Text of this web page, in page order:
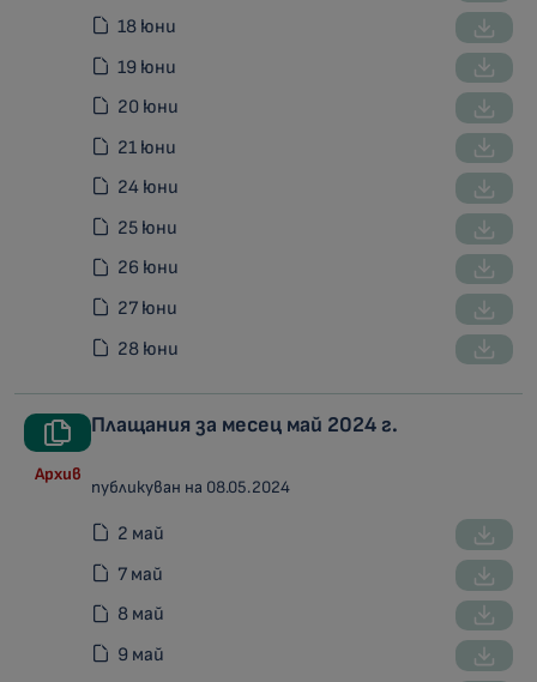
18 юни
19 юни
20 юни
21 юни
24 юни
25 юни
26 юни
27 юни
28 юни
Архив
Плащания за месец май 2024 г.
публикуван на 08.05.2024
2 май
7 май
8 май
9 май